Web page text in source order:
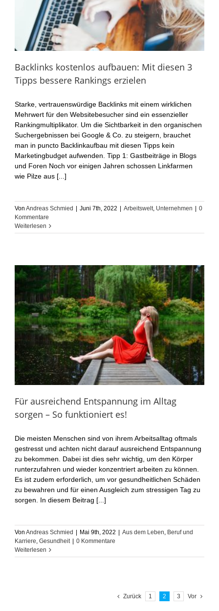
Backlinks kostenlos aufbauen: Mit diesen 3
Tipps bessere Rankings erzielen
Starke, vertrauenswürdige Backlinks mit einem wirklichen
Mehrwert für den Websitebesucher sind ein essenzieller
Rankingmultiplikator. Um die Sichtbarkeit in den organischen
Suchergebnissen bei Google & Co. zu steigern, brauchet
man in puncto Backlinkaufbau mit diesen Tipps kein
Marketingbudget aufwenden. Tipp 1: Gastbeiträge in Blogs
und Foren Noch vor einigen Jahren schossen Linkfarmen
wie Pilze aus [...]
Von Andreas Schmied Juni 7th, 2022 Arbeitswelt, Unternehmen
0
Kommentare
Weiterlesen
Für ausreichend Entspannung im Alltag
sorgen – So funktioniert es!
Die meisten Menschen sind von ihrem Arbeitsalltag oftmals
gestresst und achten nicht darauf ausreichend Entspannung
zu bekommen. Dabei ist dies sehr wichtig, um den Körper
runterzufahren und wieder konzentriert arbeiten zu können.
Es ist zudem erforderlich, um vor gesundheitlichen Schäden
zu bewahren und für einen Ausgleich zum stressigen Tag zu
sorgen. In diesem Beitrag [...]
Von Andreas Schmied Mai 9th, 2022 Aus dem Leben, Beruf und
Karriere, Gesundheit
0 Kommentare
Weiterlesen
Zurück 1 2 3 Vor